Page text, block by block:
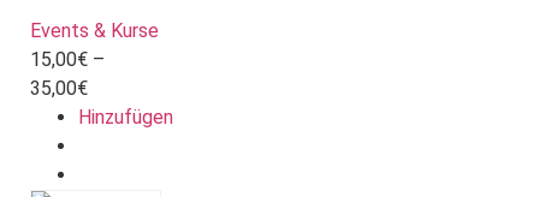
Events & Kurse
15,00€ –
35,00€Preisspanne:
15,00€
Hinzufügen